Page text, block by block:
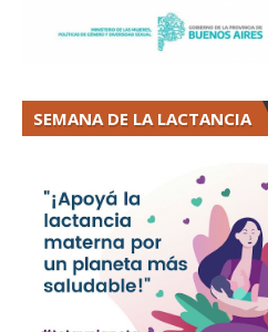
SEMANA DE LA LACTANCIA